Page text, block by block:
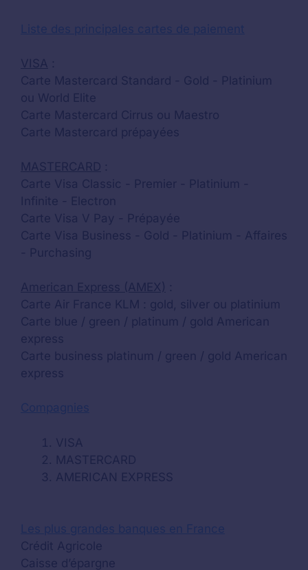
Liste des principales cartes de paiement
VISA :
Carte Mastercard Standard - Gold - Platinium
ou World Elite
Carte Mastercard Cirrus ou Maestro
Carte Mastercard prépayées
MASTERCARD :
Carte Visa Classic - Premier - Platinium -
Infinite - Electron
Carte Visa V Pay - Prépayée
Carte Visa Business - Gold - Platinium - Affaires
- Purchasing
American Express (AMEX)
:
Carte Air France KLM : gold, silver ou platinium
Carte blue / green / platinum / gold American
express
Carte business platinum / green / gold American
express
Compagnies
VISA
MASTERCARD
AMERICAN EXPRESS
Les plus grandes banques en France
Crédit Agricole
Caisse d’épargne